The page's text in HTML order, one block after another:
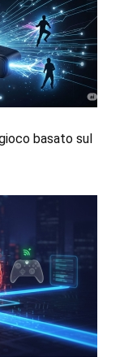
basato sul